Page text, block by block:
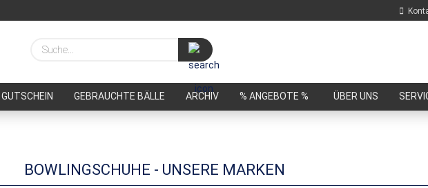
E-Mail
Suche...
GUTSCHEIN GEBRAUCHTE BÄLLE ARCHIV % ANGEBOTE % ÜBER UNS
BOWLINGSCHUHE - UNSERE MARKEN